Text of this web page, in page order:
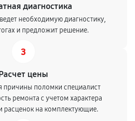
диагностика
необходимую диагностику,
и предложит решение.
3
цены
причины поломки специалист
ремонта с учетом характера
расценок на комплектующие.